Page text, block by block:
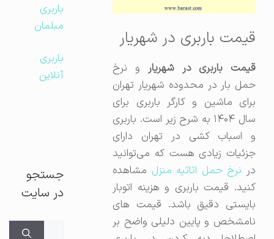
قیمت باربری در شهریار
قیمت باربری در شهریارو نرخ
حمل بار در محدوده شهریار تهران
برای ماشین و کارگر باربری برای
سال ۱۴۰۴ به شرح زیر است. باربری
و اسباب کشی در تهران دارای
جزئیات زیادی هست که می‌توانید
نرخ حمل اثاثیه منزلمشاهده
کنید. قیمت باربری و هزینه اتوبار
بایستی دقیق باشد. قیمت های
نامشخص و پایین دلیلی واضح بر
باربری
مبلمان
باربری
آنلاین
جستجو
در سایت